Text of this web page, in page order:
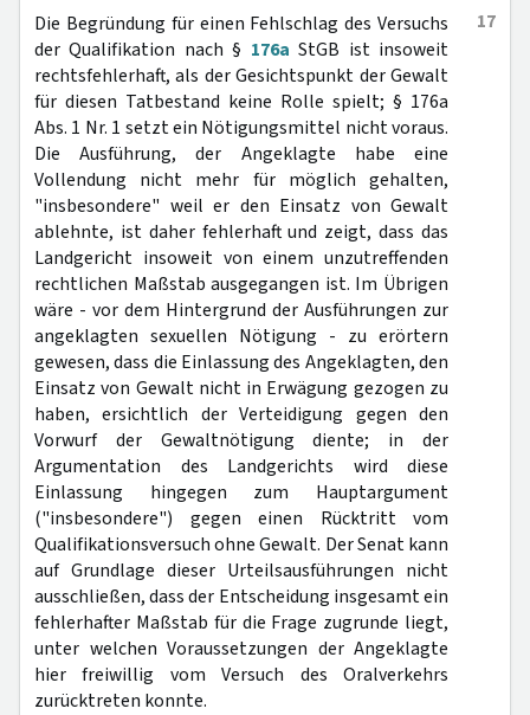
17
Die Begründung für einen Fehlschlag des Versuchs
der Qualifikation nach § 176a StGB ist insoweit
rechtsfehlerhaft, als der Gesichtspunkt der Gewalt
für diesen Tatbestand keine Rolle spielt; § 176a
Abs. 1 Nr. 1 setzt ein Nötigungsmittel nicht voraus.
Die Ausführung, der Angeklagte habe eine
Vollendung nicht mehr für möglich gehalten,
"insbesondere" weil er den Einsatz von Gewalt
ablehnte, ist daher fehlerhaft und zeigt, dass das
Landgericht insoweit von einem unzutreffenden
rechtlichen Maßstab ausgegangen ist. Im Übrigen
wäre - vor dem Hintergrund der Ausführungen zur
angeklagten sexuellen Nötigung - zu erörtern
gewesen, dass die Einlassung des Angeklagten, den
Einsatz von Gewalt nicht in Erwägung gezogen zu
haben, ersichtlich der Verteidigung gegen den
Vorwurf der Gewaltnötigung diente; in der
Argumentation des Landgerichts wird diese
Einlassung hingegen zum Hauptargument
("insbesondere") gegen einen Rücktritt vom
Qualifikationsversuch ohne Gewalt. Der Senat kann
auf Grundlage dieser Urteilsausführungen nicht
ausschließen, dass der Entscheidung insgesamt ein
fehlerhafter Maßstab für die Frage zugrunde liegt,
unter welchen Voraussetzungen der Angeklagte
hier freiwillig vom Versuch des Oralverkehrs
zurücktreten konnte.